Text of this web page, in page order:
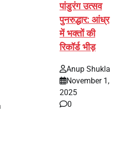
पांडुरंग उत्सव
पुनरुद्धार: आंध्र
में भक्तों की
रिकॉर्ड भीड़
Anup Shukla
November 1,
2025
0